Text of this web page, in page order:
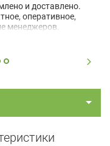
и доставлено.
оперативное,
менеджеров.